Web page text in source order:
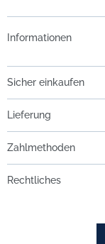
Informationen
Sicher einkaufen
Lieferung
Zahlmethoden
Rechtliches